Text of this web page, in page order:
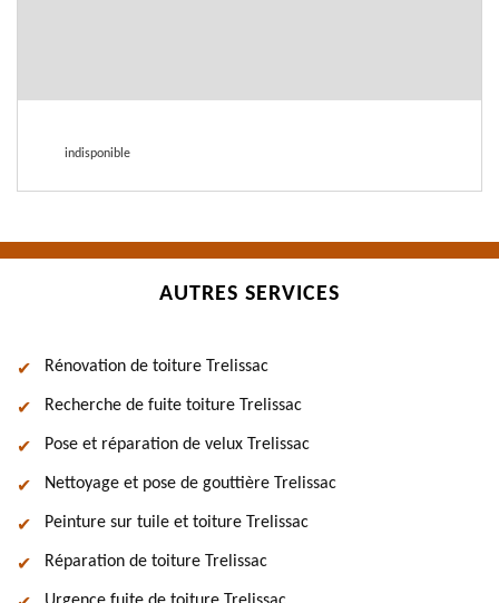
indisponible
AUTRES SERVICES
Rénovation de toiture Trelissac
Recherche de fuite toiture Trelissac
Pose et réparation de velux Trelissac
Nettoyage et pose de gouttière Trelissac
Peinture sur tuile et toiture Trelissac
Réparation de toiture Trelissac